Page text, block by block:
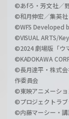
©あfろ・芳文社／
©和月伸宏／集英
©WFS Developed
©VISUAL ARTS/Key
©2024 劇場版「ウ
©KADOKAWA
©長月達平・株式会
作委員会
©東映アニメーショ
©プロジェクトラ
©内藤マーシー・